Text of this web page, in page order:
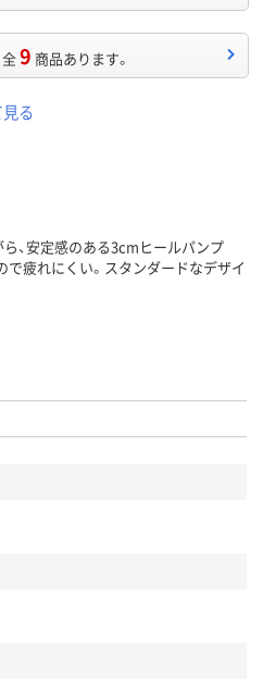
全9 商品あります。
る
、安定感のある3cmヒールパンプ
で疲れにくい。スタンダードなデザイ